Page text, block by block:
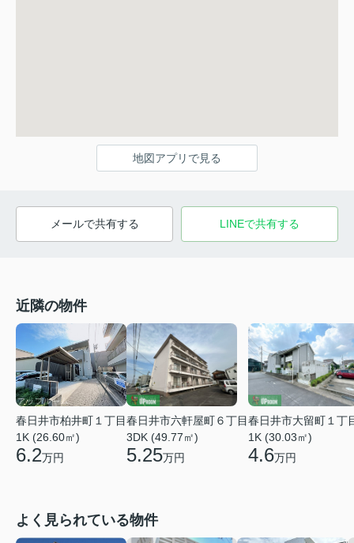
地図アプリで見る
メールで共有する LINEで共有する
近隣の物件
春日井市柏井町１丁目
1K (26.60㎡)
6.2万円
春日井市六軒屋町６丁目
3DK (49.77㎡)
5.25万円
春日井市大留町１丁
1K (30.03㎡)
4.6万円
よく見られている物件